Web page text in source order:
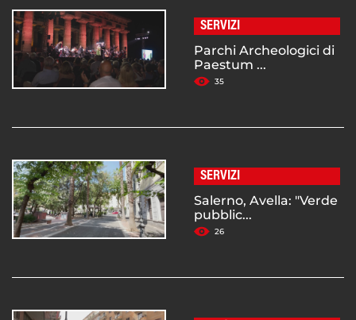
SERVIZI
Parchi Archeologici di
Paestum ...
35
SERVIZI
Salerno, Avella: "Verde
pubblic...
26